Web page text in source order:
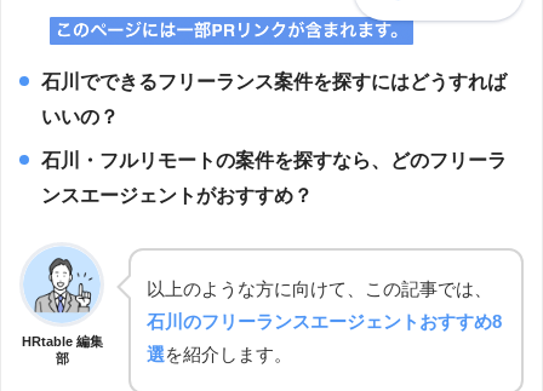
石川でできるフリーランス案件を探すにはどうすれば
いいの？
石川・フルリモートの案件を探すなら、どのフリーラ
ンスエージェントがおすすめ？
HRtable 編集
部
以上のような方に向けて、この記事では、
石川のフリーランスエージェントおすすめ8
選を紹介します。